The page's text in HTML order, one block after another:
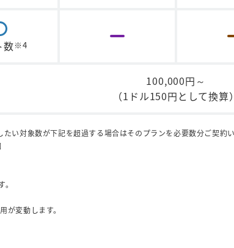
数※4
100,000円～
（1ドル150円として換算）
い対象数が下記を超過する場合はそのプランを必要数分ご契約い
が変動します。